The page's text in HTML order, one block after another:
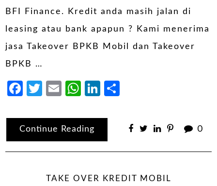
BFI Finance. Kredit anda masih jalan di
leasing atau bank apapun ? Kami menerima
jasa Takeover BPKB Mobil dan Takeover
BPKB …
Facebook
Twitter
EmailWhatsApp
LinkedIn
Continue Reading 0
TAKE OVER KREDIT MOBIL